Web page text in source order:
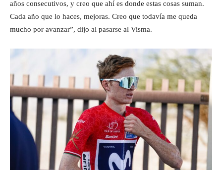
años consecutivos, y creo que ahí es donde estas cosas suman.
Cada año que lo haces, mejoras. Creo que todavía me queda
mucho por avanzar”, dijo al pasarse al Visma.